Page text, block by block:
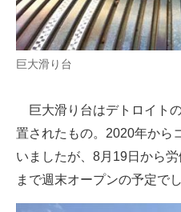
マーケ×ITの今がよく分かる
ITエンジニア向け専門サイト
IT製品の技術・比較・事例
製造業のIT導入・活用を支援
巨大滑り台
巨大滑り台はデトロイト
置されたもの。2020年から
いましたが、8月19日から
まで週末オープンの予定でし